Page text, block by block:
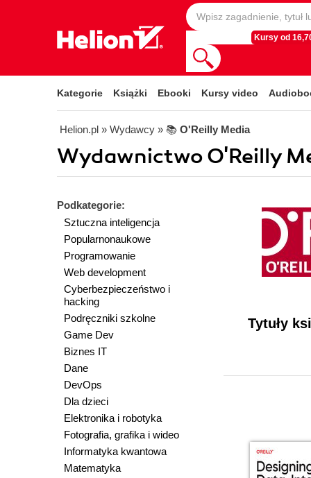
Kursy od
Kategorie Książki Ebooki Kursy video
Helion.pl » Wydawcy » 📚 O'Reilly Media
Wydawnictwo O'Reilly
Podkategorie:
Sztuczna inteligencja
Popularnonaukowe
Programowanie
Web development
Cyberbezpieczeństwo i
hacking
Podręczniki szkolne
Game Dev
Biznes IT
Dane
DevOps
Dla dzieci
Elektronika i robotyka
Fotografia, grafika i wideo
Informatyka kwantowa
Matematyka
Tytuły